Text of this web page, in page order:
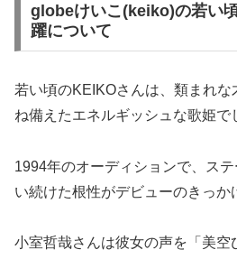
globeけいこ(keiko)の若い
躍について
若い頃のKEIKOさんは、類まれ
ね備えたエネルギッシュな歌姫で
1994年のオーディションで、ス
い続けた根性がデビューのきっか
小室哲哉さんは彼女の声を「美空